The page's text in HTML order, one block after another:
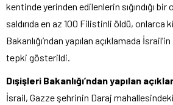
kentinde yerinden edilenlerin sığındığı
saldırıda en az 100 Filistinli öldü, onlarca
Bakanlığı’ndan yapılan açıklamada
tepki gösterildi.
Dışişleri Bakanlığı’ndan yapılan
İsrail, Gazze şehrinin Daraj